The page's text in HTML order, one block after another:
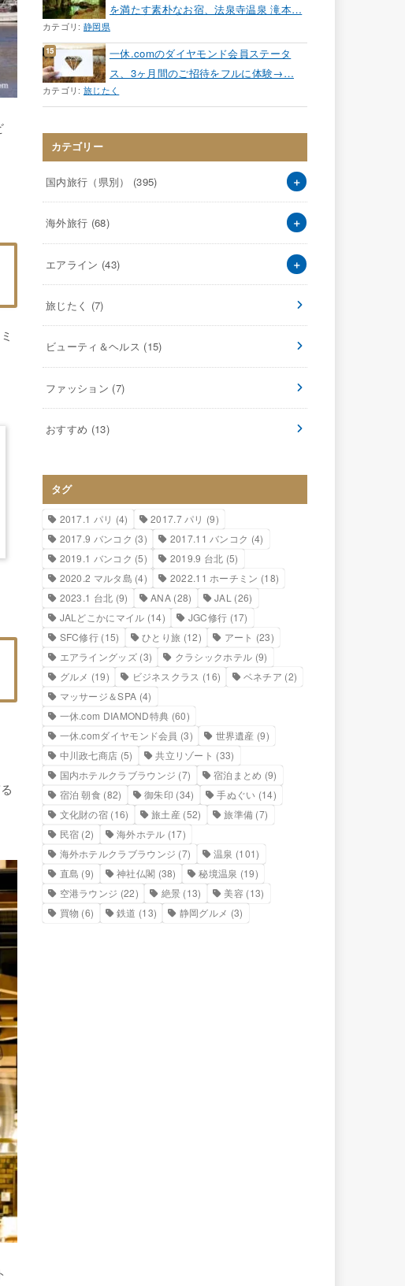
を満たす素朴なお宿、法泉寺温泉 滝本…
カテゴリ: 静岡県
一休.comのダイヤモンド会員ステータ
ス、3ヶ月間のご招待をフルに体験→…
カテゴリ: 旅じたく
カテゴリー
国内旅行（県別） (395)
海外旅行 (68)
エアライン (43)
旅じたく (7)
ビューティ＆ヘルス (15)
ファッション (7)
おすすめ (13)
タグ
2017.1 パリ (4) 2017.7 パリ (9)
2017.9 バンコク (3) 2017.11 バンコク (4)
2019.1 バンコク (5) 2019.9 台北 (5)
2020.2 マルタ島 (4) 2022.11 ホーチミン (18)
2023.1 台北 (9) ANA (28) JAL (26)
JALどこかにマイル (14) JGC修行 (17)
SFC修行 (15) ひとり旅 (12) アート (23)
エアライングッズ(3) クラシックホテル (9)
グルメ (19) ビジネスクラス (16) ベネチア (2)
マッサージ＆SPA (4)
一休.com DIAMOND特典 (60)
一休.comダイヤモンド会員 (3) 世界遺産 (9)
中川政七商店 (5) 共立リゾート (33)
国内ホテルクラブラウンジ (7) 宿泊まとめ (9)
宿泊 朝食 (82) 御朱印 (34) 手ぬぐい (14)
文化財の宿 (16) 旅土産 (52) 旅準備 (7)
民宿 (2) 海外ホテル (17)
海外ホテルクラブラウンジ (7) 温泉 (101)
直島 (9) 神社仏閣 (38) 秘境温泉 (19)
空港ラウンジ (22) 絶景 (13) 美容 (13)
買物 (6) 鉄道 (13) 静岡グルメ (3)